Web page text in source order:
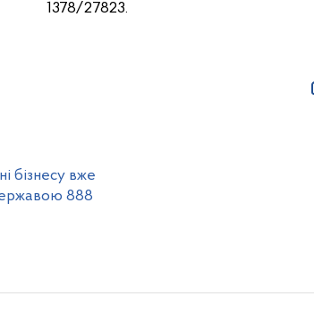
1378/27823.
бізнесу вже
888